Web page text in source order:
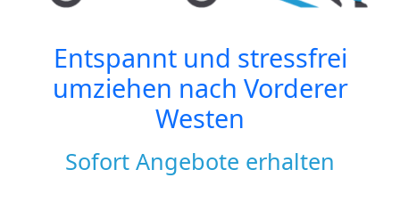
Entspannt und stressfrei
umziehen nach Vorderer
Westen
Sofort Angebote erhalten